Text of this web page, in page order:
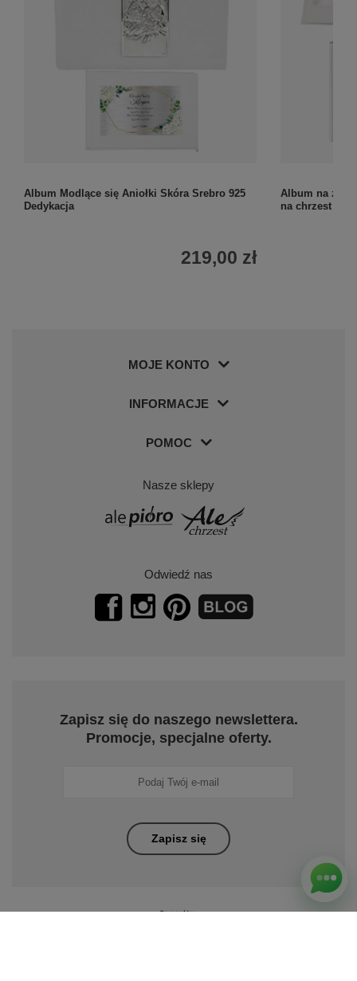
Album Modlące się Aniołki Skóra Srebro 925
Dedykacja
219,00 zł
Album na
na chrzest i
MOJE KONTO
INFORMACJE
POMOC
Nasze sklepy
Odwiedź nas
Zapisz się do naszego newslettera.
Promocje, specjalne oferty.
Zapisz się